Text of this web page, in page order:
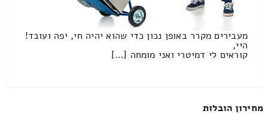
מעבירים מקרר באופן נכון כדי שהוא יהיה חי, יפה ועובד!
היי,
קוראים לי דמיטרי ואני מומחה […]
מחירון הובלות